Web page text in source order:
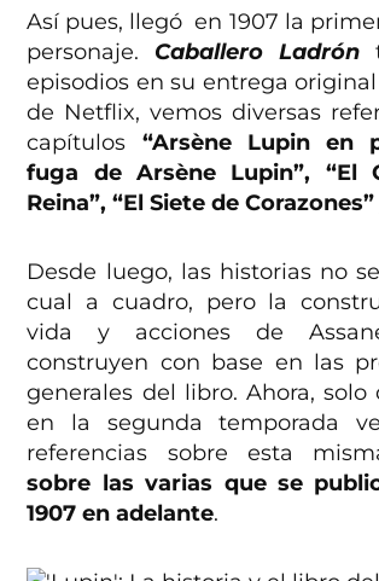
Así pues, llegó en 1907 la
personaje. Caballero Ladrón
episodios en su entrega
de Netflix, vemos diversas
capítulos “Arsène Lupin en
fuga de Arsène Lupin”, “El
Reina”, “El Siete de
Desde luego, las historias no
cual a cuadro, pero la
vida y acciones de
construyen con base en las
generales del libro. Ahora, solo
en la segunda temporada
referencias sobre esta
sobre las varias que se
1907 en adelante.